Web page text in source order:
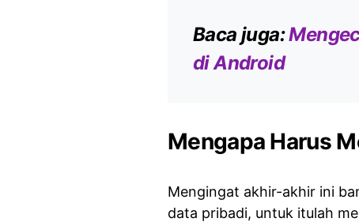
Baca juga:
di Android
Mengapa Harus
Mengingat akhir-akhir ini
data pribadi, untuk itulah